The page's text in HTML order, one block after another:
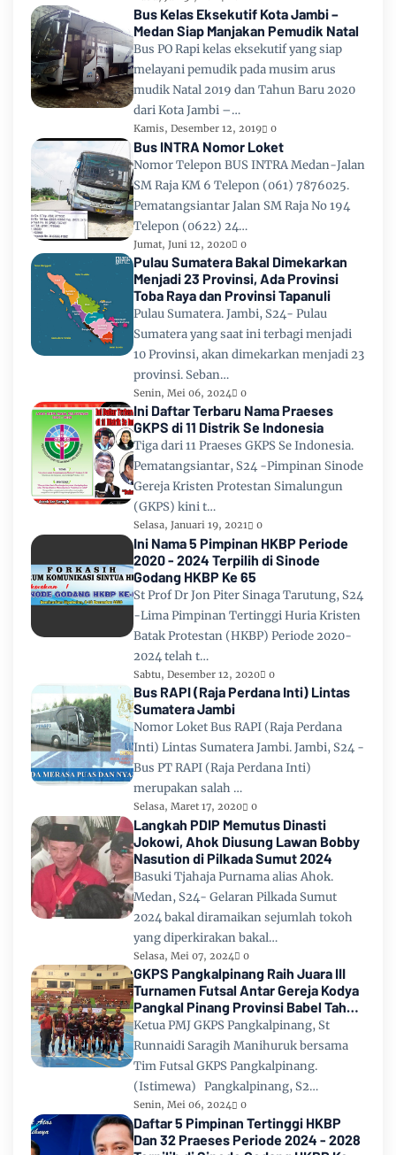
Bus Kelas Eksekutif Kota Jambi –
Medan Siap Manjakan Pemudik Natal
Bus PO Rapi kelas eksekutif yang siap
melayani pemudik pada musim arus
mudik Natal 2019 dan Tahun Baru 2020
dari Kota Jambi –…
Kamis, Desember 12, 2019 0
Bus INTRA Nomor Loket
Nomor Telepon BUS INTRA Medan-Jalan
SM Raja KM 6 Telepon (061) 7876025.
Pematangsiantar Jalan SM Raja No 194
Telepon (0622) 24…
Jumat, Juni 12, 2020 0
Pulau Sumatera Bakal Dimekarkan
Menjadi 23 Provinsi, Ada Provinsi
Toba Raya dan Provinsi Tapanuli
Pulau Sumatera. Jambi, S24- Pulau
Sumatera yang saat ini terbagi menjadi
10 Provinsi, akan dimekarkan menjadi 23
provinsi. Seban…
Senin, Mei 06, 2024 0
Ini Daftar Terbaru Nama Praeses
GKPS di 11 Distrik Se Indonesia
Tiga dari 11 Praeses GKPS Se Indonesia.
Pematangsiantar, S24 -Pimpinan Sinode
Gereja Kristen Protestan Simalungun
(GKPS) kini t…
Selasa, Januari 19, 2021 0
Ini Nama 5 Pimpinan HKBP Periode
2020 - 2024 Terpilih di Sinode
Godang HKBP Ke 65
St Prof Dr Jon Piter Sinaga Tarutung, S24
-Lima Pimpinan Tertinggi Huria Kristen
Batak Protestan (HKBP) Periode 2020-
2024 telah t…
Sabtu, Desember 12, 2020 0
Bus RAPI (Raja Perdana Inti) Lintas
Sumatera Jambi
Nomor Loket Bus RAPI (Raja Perdana
Inti) Lintas Sumatera Jambi. Jambi, S24 -
Bus PT RAPI (Raja Perdana Inti)
merupakan salah …
Selasa, Maret 17, 2020 0
Langkah PDIP Memutus Dinasti
Jokowi, Ahok Diusung Lawan Bobby
Nasution di Pilkada Sumut 2024
Basuki Tjahaja Purnama alias Ahok.
Medan, S24- Gelaran Pilkada Sumut
2024 bakal diramaikan sejumlah tokoh
yang diperkirakan bakal…
Selasa, Mei 07, 2024 0
GKPS Pangkalpinang Raih Juara III
Turnamen Futsal Antar Gereja Kodya
Pangkal Pinang Provinsi Babel Tahun
2024
Ketua PMJ GKPS Pangkalpinang, St
Runnaidi Saragih Manihuruk bersama
Tim Futsal GKPS Pangkalpinang.
(Istimewa) Pangkalpinang, S2…
Senin, Mei 06, 2024 0
Daftar 5 Pimpinan Tertinggi HKBP
Dan 32 Praeses Periode 2024 - 2028